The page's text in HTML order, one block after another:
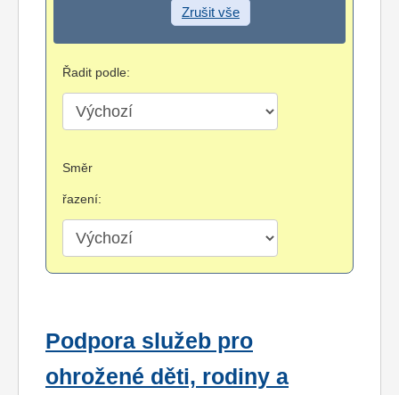
Zrušit vše
Řadit podle:
Směr
řazení:
Podpora služeb pro
ohrožené děti, rodiny a